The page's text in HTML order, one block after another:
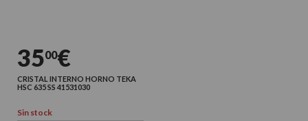
3500€
CRISTAL INTERNO HORNO TEKA
HSC 635 SS 41531030
Sin stock